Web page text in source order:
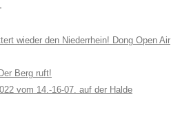
wieder den Niederrhein! Dong Open Air
Berg ruft!
vom 14.-16-07. auf der Halde